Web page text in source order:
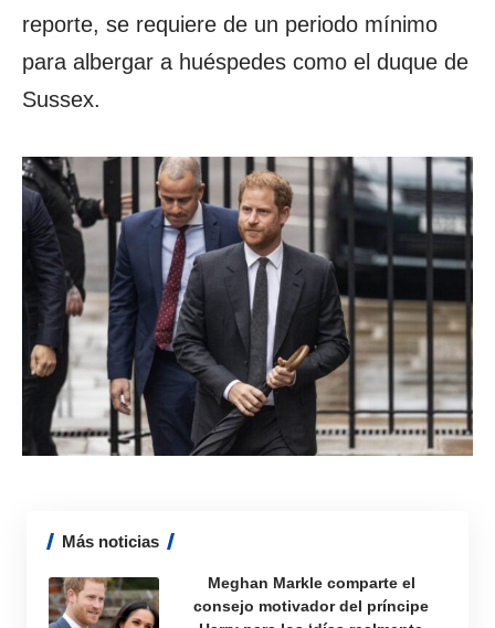
reporte, se requiere de un periodo mínimo
para albergar a huéspedes como el duque de
Sussex.
Más noticias
Meghan Markle comparte el
consejo motivador del príncipe